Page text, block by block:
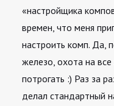
«настройщика
времен, что меня
настроить комп. Да,
железо, охота на
потрогать :) Раз за
делал стандартный